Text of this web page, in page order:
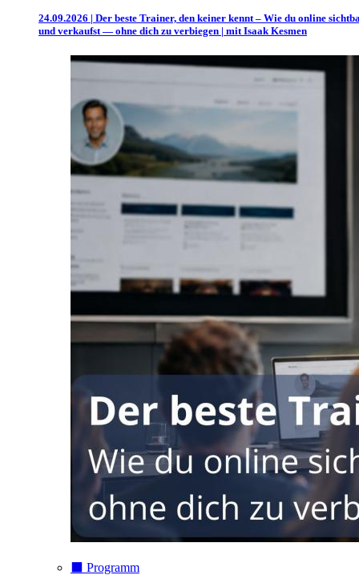
24.09.2026 | Der beste Trainer, den keiner kennt – Wie du online
und verkaufst — ohne dich zu verbiegen | mit Isaak Kesmen
⬛️ Programm